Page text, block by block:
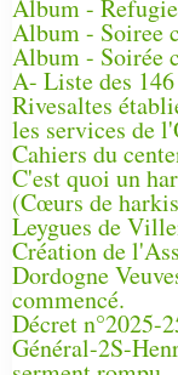
Album -
Album - Soiree
Album - Soirée
A- Liste des 146
Rivesaltes
les services de
Cahiers du
C'est quoi un
(Cœurs de
Leygues de
Création de
Dordogne
commencé.
Décret n°2025-
Général-2S-